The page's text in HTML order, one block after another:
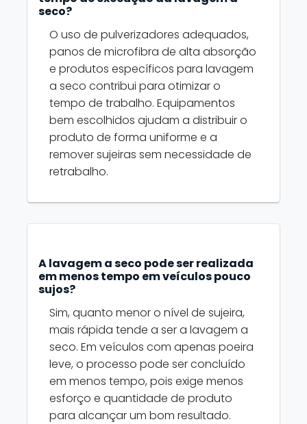
seco?
O uso de pulverizadores adequados,
panos de microfibra de alta absorção
e produtos específicos para lavagem
a seco contribui para otimizar o
tempo de trabalho. Equipamentos
bem escolhidos ajudam a distribuir o
produto de forma uniforme e a
remover sujeiras sem necessidade de
retrabalho.
A lavagem a seco pode ser realizada
em menos tempo em veículos pouco
sujos?
Sim, quanto menor o nível de sujeira,
mais rápida tende a ser a lavagem a
seco. Em veículos com apenas poeira
leve, o processo pode ser concluído
em menos tempo, pois exige menos
esforço e quantidade de produto
para alcançar um bom resultado.